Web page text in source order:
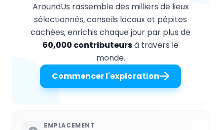
AroundUs rassemble des milliers de lieux
sélectionnés, conseils locaux et pépites
cachées, enrichis chaque jour par plus de
60,000 contributeursà travers le
monde.
Commencer l'exploration
EMPLACEMENT